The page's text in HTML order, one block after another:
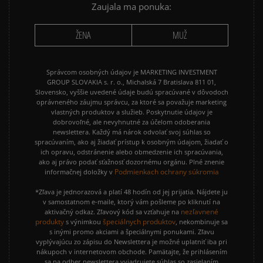
Zaujala ma ponuka:
ŽENA MUŽ
Správcom osobných údajov je MARKETING INVESTMENT
GROUP SLOVAKIA s. r. o., Michalská 7 Bratislava 811 01,
Slovensko, vyššie uvedené údaje budú spracúvané v dôvodoch
oprávneného záujmu správcu, za ktoré sa považuje marketing
vlastných produktov a služieb. Poskytnutie údajov je
dobrovoľné, ale nevyhnutné za účelom odoberania
newslettera. Každý má nárok odvolať svoj súhlas so
spracúvaním, ako aj žiadať prístup k osobným údajom, žiadať o
ich opravu, odstránenie alebo obmedzenie ich spracúvania,
ako aj právo podať sťažnosť dozornému orgánu. Plné znenie
informačnej doložky v Podmienkach ochrany súkromia
*Zľava je jednorazová a platí 48 hodín od jej prijatia. Nájdete ju
v samostatnom e-maile, ktorý vám pošleme po kliknutí na
aktivačný odkaz. Zľavový kód sa vzťahuje na nezľavnené
produkty s výnimkou špeciálnych produktov, nekombinuje sa
s inými promo akciami a špeciálnymi ponukami. Zľavu
vyplývajúcu zo zápisu do Newslettera je možné uplatniť iba pri
nákupoch v internetovom obchode. Pamätajte, že prihlásením